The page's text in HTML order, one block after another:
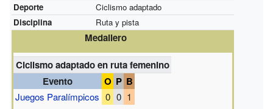
Deporte
Ciclismo adaptado
Disciplina
Ruta y pista
Medallero
Ciclismo adaptado en ruta femenino
Evento
O P B
Juegos Paralímpicos 0 0 1